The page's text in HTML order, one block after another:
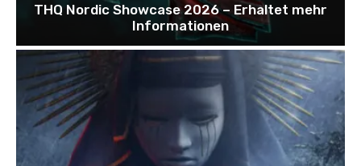
THQ Nordic Showcase 2026 – Erhaltet mehr
Informationen